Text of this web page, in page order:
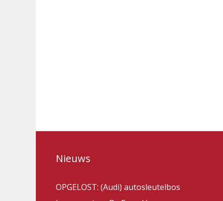
Nieuws
OPGELOST: (Audi) autosleutelbos